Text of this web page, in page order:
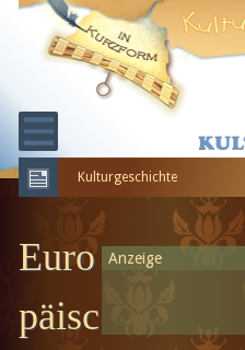
Kulturgeschichte
Anzeige
Euro
päisc